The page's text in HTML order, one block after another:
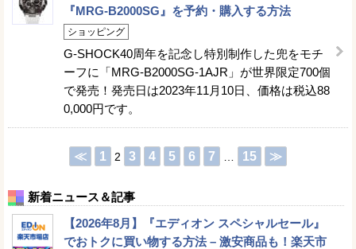
『MRG-B2000SG』を予約・購入する方法
ショッピング
G-SHOCK40周年を記念し特別制作した兜をモチ
ーフに「MRG-B2000SG-1AJR」が世界限定700個
で発売！発売日は2023年11月10日、価格は税込88
0,000円です。
≪ 1 2 3 4 5 6 7 15 ≫
新着ニュース＆記事
【2026年8月】『エディオン スペシャルセール』
でおトクに買い物する方法 – 激安商品も！楽天市